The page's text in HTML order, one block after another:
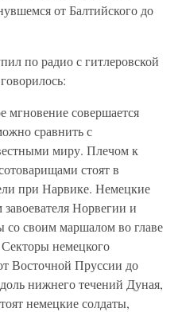
от Балтийского до
по радио с гитлеровской
мгновение совершается
сравнить с
миру. Плечом к
стоят в
при Нарвике. Немецкие
Норвегии и
своим маршалом во главе
немецкого
Восточной Пруссии до
нижнего течений Дуная,
немецкие солдаты,